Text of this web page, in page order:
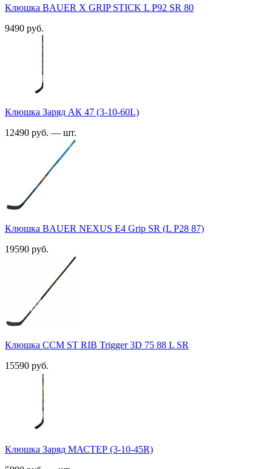
Клюшка BAUER X GRIP STICK L P92 SR 80
9490 руб.
Клюшка Заряд АК 47 (3-10-60L)
12490 руб. — шт.
Клюшка BAUER NEXUS E4 Grip SR (L P28 87)
19590 руб.
Клюшка CCM ST RIB Trigger 3D 75 88 L SR
15590 руб.
Клюшка Заряд МАСТЕР (3-10-45R)